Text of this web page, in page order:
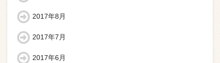
2017年8月
2017年7月
2017年6月